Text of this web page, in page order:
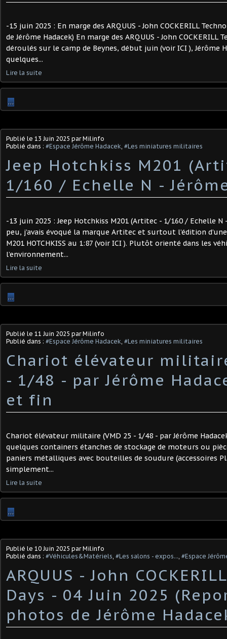
-15 juin 2025 : En marge des ARQUUS - John COCKERILL
de Jérôme Hadacek) En marge des ARQUUS - John COCKERILL
déroulés sur le camp de Beynes, début juin (voir ICI ), Jérôme
quelques...
Lire la suite
…
Publié le 13 Juin 2025 par Milinfo
Publié dans : #Espace Jérôme Hadacek, #Les miniatures militaires
Jeep Hotchkiss M201
1/160 / Echelle N -
-13 juin 2025 : Jeep Hotchkiss M201 (Artitec - 1/160 / Echelle N
peu, j’avais évoqué la marque Artitec et surtout l’édition
M201 HOTCHKISS au 1:87 (voir ICI ). Plutôt orienté dans les
l’environnement...
Lire la suite
…
Publié le 11 Juin 2025 par Milinfo
Publié dans : #Espace Jérôme Hadacek, #Les miniatures militaires
Chariot élévateur
- 1/48 - par Jérôme
et fin
Chariot élévateur militaire (VMD 25 - 1/48 - par Jérôme
quelques containers étanches de stockage de moteurs ou
paniers métalliques avec bouteilles de soudure (accessoires
simplement...
Lire la suite
…
Publié le 10 Juin 2025 par Milinfo
Publié dans : #Véhicules&Matériels, #Les salons - expos..., #Espace
ARQUUS - John
Days - 04 Juin 2025
photos de Jérôme